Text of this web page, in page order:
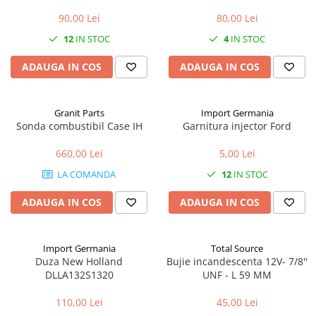
1.5.3. Garnituri
1.5.4. Piese de schimb pentru
motor si accesorii
1.5.7. Filtre
1.5.8. Esapamente
1.5.10. Distributie si accesorii
2.4.4. Combine
2.4.5. Diverse
2.5.1. Adapatori
2.5.2. Garduri electrice
2.5.3 Accesorii animale
Deutz-Fahr
Încălțăminte
3.9. Roti, role si echipamente
de transport
90,00 Lei
12IN STOC
ADAUGA IN COS
80,00 Lei
4IN STOC
ADAUGA IN COS
Granit Parts
Sonda combustibil Case IH
660,00 Lei
LA COMANDA
ADAUGA IN COS
Import Germania
Garnitura injector Ford
5,00 Lei
12IN STOC
ADAUGA IN COS
Import Germania
Duza New Holland
DLLA132S1320
110,00 Lei
Total Source
Bujie incandescenta 12V- 7/8''
UNF - L 59 MM
45,00 Lei